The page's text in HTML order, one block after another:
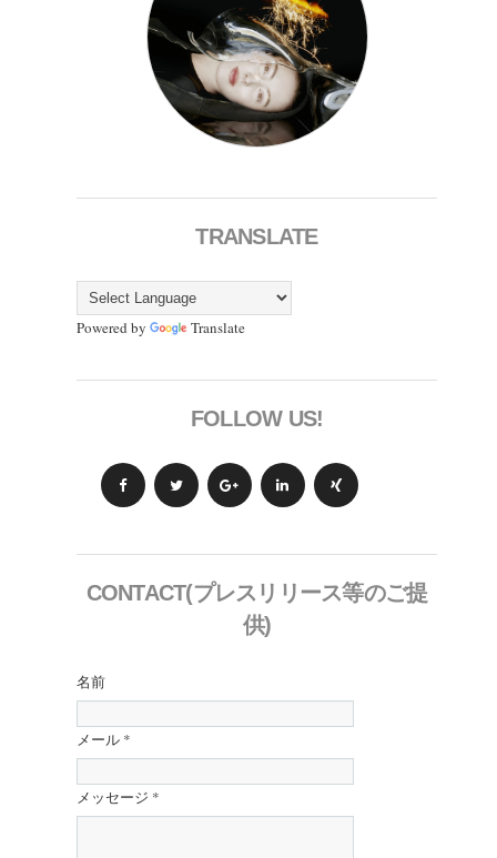
TRANSLATE
Powered by Translate
FOLLOW US!
CONTACT(プレスリリース等のご提
供)
名前
メール *
メッセージ *